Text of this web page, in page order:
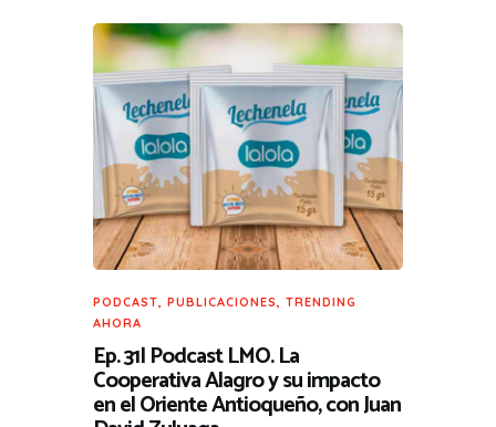
PODCAST, PUBLICACIONES, TRENDING
AHORA
Ep. 31| Podcast LMO. La
Cooperativa Alagro y su impacto
en el Oriente Antioqueño, con Juan